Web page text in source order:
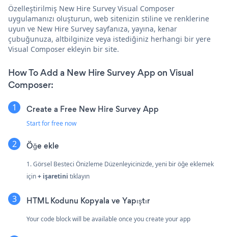
Özelleştirilmiş New Hire Survey Visual Composer
uygulamanızı oluşturun, web sitenizin stiline ve renklerine
uyun ve New Hire Survey sayfanıza, yayına, kenar
çubuğunuza, altbilginize veya istediğiniz herhangi bir yere
Visual Composer ekleyin bir site.
How To Add a New Hire Survey App on Visual
Composer:
Create a Free New Hire Survey App
Start for free now
Öğe ekle
1. Görsel Besteci Önizleme Düzenleyicinizde, yeni bir öğe eklemek
için+ işaretini tıklayın
HTML Kodunu Kopyala ve Yapıştır
Your code block will be available once you create your app